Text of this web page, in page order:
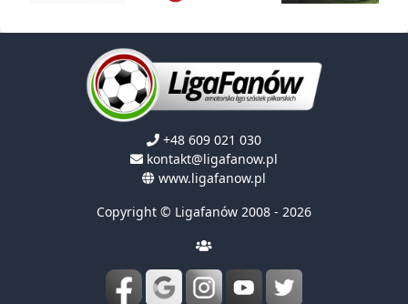
+48 609 021 030
kontakt@ligafanow.pl
www.ligafanow.pl
Copyright © Ligafanów 2008 - 2026